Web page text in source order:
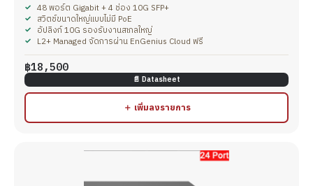
48 พอร์ต Gigabit + 4 ช่อง 10G SFP+
สวิตช์ขนาดใหญ่แบบไม่มี PoE
อัปลิงก์ 10G รองรับงานสเกลใหญ่
L2+ Managed จัดการผ่าน EnGenius Cloud ฟรี
฿18,500
📄 Datasheet
＋ เพิ่มลงรายการ